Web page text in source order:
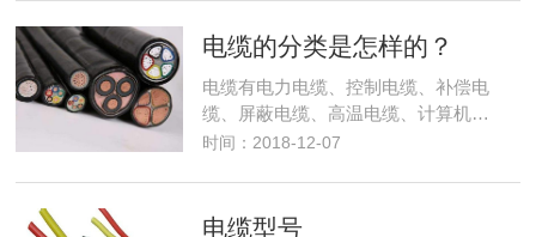
电缆的分类是怎样的？
电缆有电力电缆、控制电缆、补偿电
缆、屏蔽电缆、高温电缆、计算机…
时间：2018-12-07
电缆型号